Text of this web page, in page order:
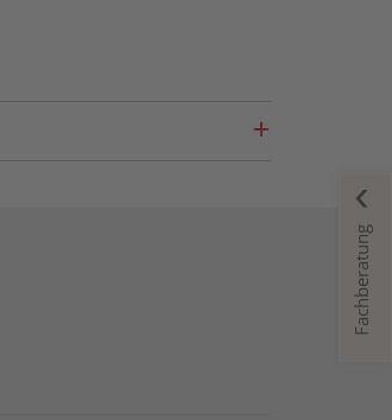
Fachberatung